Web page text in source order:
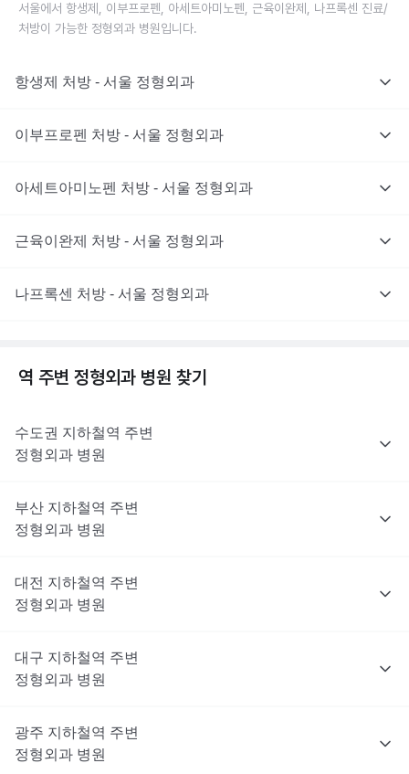
서울에서 항생제, 이부프로펜, 아세트아미노펜, 근육이완제, 나프록센 진료/
처방이 가능한 정형외과 병원입니다.
항생제 처방 - 서울 정형외과
이부프로펜 처방 - 서울 정형외과
아세트아미노펜 처방 - 서울 정형외과
근육이완제 처방 - 서울 정형외과
나프록센 처방 - 서울 정형외과
역 주변 정형외과 병원 찾기
수도권 지하철역 주변
정형외과 병원
부산 지하철역 주변
정형외과 병원
대전 지하철역 주변
정형외과 병원
대구 지하철역 주변
정형외과 병원
광주 지하철역 주변
정형외과 병원